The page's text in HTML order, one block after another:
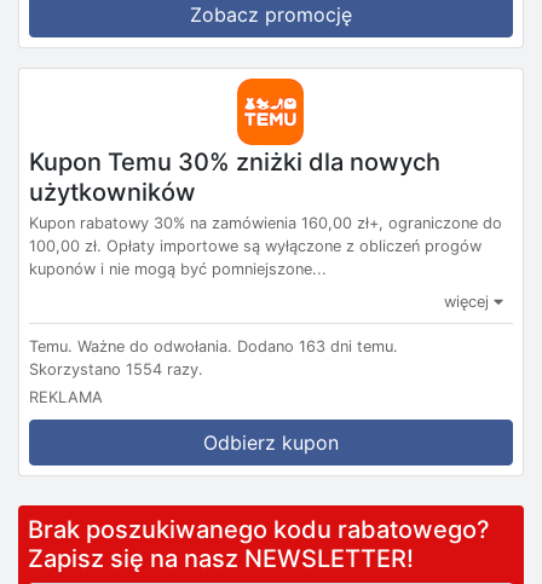
Zobacz promocję
Kupon Temu 30% zniżki dla nowych
użytkowników
Kupon rabatowy 30% na zamówienia 160,00 zł+, ograniczone do
100,00 zł. Opłaty importowe są wyłączone z obliczeń progów
kuponów i nie mogą być pomniejszone...
więcej
Temu. Ważne do odwołania. Dodano 163 dni temu.
Skorzystano 1554 razy.
REKLAMA
Odbierz kupon
Brak poszukiwanego kodu rabatowego?
Zapisz się na nasz NEWSLETTER!